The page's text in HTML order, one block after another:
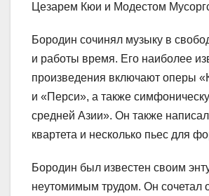
Цезарем Кюи и Модестом
Бородин сочинял музыку в
и работы время. Его наиболее
произведения включают оперы
и «Перси», а также
средней Азии». Он также
квартета и несколько пьес для
Бородин был известен своим
неутомимым трудом. Он сочетал